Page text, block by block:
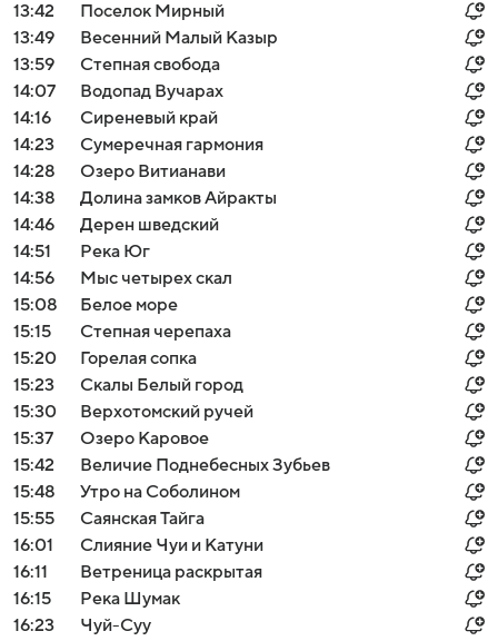
13:42
Поселок Мирный
13:49
Весенний Малый Казыр
13:59
Степная свобода
14:07
Водопад Вучарах
14:16
Сиреневый край
14:23
Сумеречная гармония
14:28
Озеро Витианави
14:38
Долина замков Айракты
14:46
Дерен шведский
14:51
Река Юг
14:56
Мыс четырех скал
15:08
Белое море
15:15
Cтепная черепаха
15:20
Горелая сопка
15:23
Скалы Белый город
15:30
Верхотомский ручей
15:37
Озеро Каровое
15:42
Величие Поднебесных Зубьев
15:48
Утро на Соболином
15:55
Саянская Тайга
16:01
Слияние Чуи и Катуни
16:11
Ветреница раскрытая
16:15
Река Шумак
16:23
Чуй-Суу